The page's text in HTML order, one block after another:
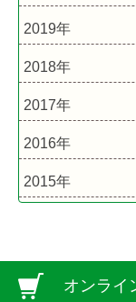
2019年
2018年
2017年
2016年
2015年
オンライ